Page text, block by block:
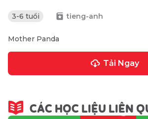
3-6 tuổi tieng-anh
Mother Panda
Tải Ngay
CÁC HỌC LIỆU LIÊN